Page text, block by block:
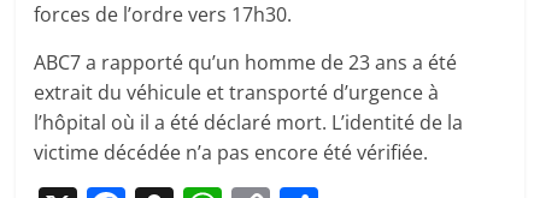
forces de l’ordre vers 17h30.
ABC7 a rapporté qu’un homme de 23 ans a été
extrait du véhicule et transporté d’urgence à
l’hôpital où il a été déclaré mort. L’identité de la
victime décédée n’a pas encore été vérifiée.